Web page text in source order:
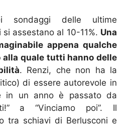
sondaggi delle ultime
assestano al 10-11%. Una
appena qualche
alla quale tutti hanno delle
. Renzi, che non ha la
di essere autorevole in
in un anno è passato da
a “Vinciamo poi”. Il
tra schiavi di Berlusconi e